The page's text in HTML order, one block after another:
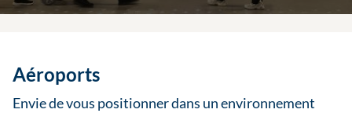
Aéroports
Envie de vous positionner dans un environnement